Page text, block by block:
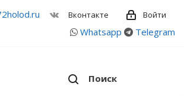
Войти
Вконтакте
Whatsapp
Telegram
Поиск